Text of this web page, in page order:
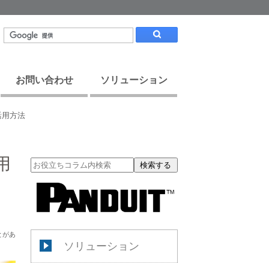
お問い合わせ ソリューション
用方法
検索する
ソリューション
があ